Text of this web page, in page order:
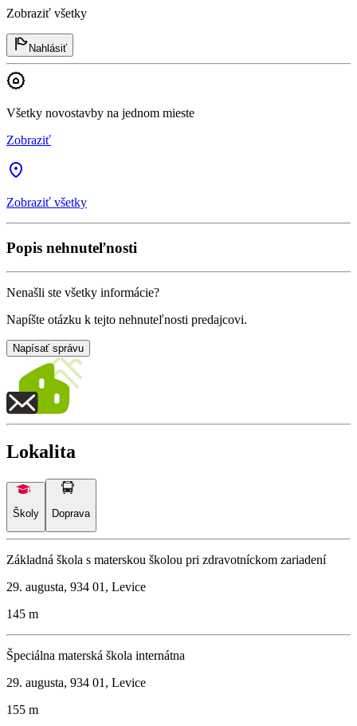
Zobraziť všetky
Nahlásiť
Všetky novostavby na jednom mieste
Zobraziť
Zobraziť všetky
Popis nehnuteľnosti
Nenašli ste všetky informácie?
Napíšte otázku k tejto nehnuteľnosti predajcovi.
Napísať správu
Lokalita
Školy Doprava
Základná škola s materskou školou pri zdravotníckom zariadení
29. augusta, 934 01, Levice
145 m
Špeciálna materská škola internátna
29. augusta, 934 01, Levice
155 m